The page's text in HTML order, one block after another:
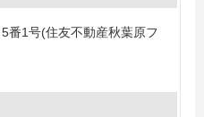
番1号(住友不動産秋葉原フ